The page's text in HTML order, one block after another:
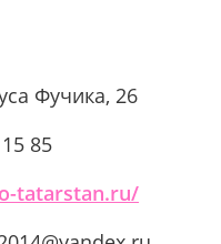
Фучика, 26
85
tatarstan.ru/